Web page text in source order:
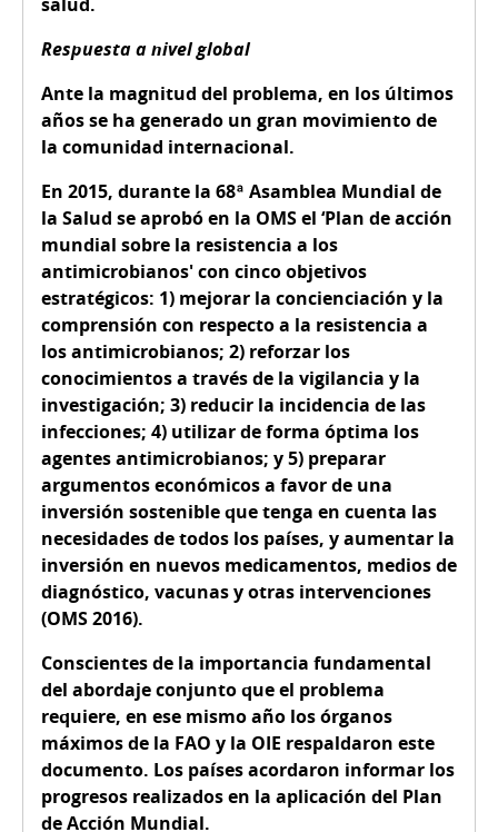
Respuesta a nivel global
Ante la magnitud del problema, en los últimos
años se ha generado un gran movimiento de
la comunidad internacional.
En 2015, durante la 68ª Asamblea Mundial de
la Salud se aprobó en la OMS el ‘Plan de acción
mundial sobre la resistencia a los
antimicrobianos' con cinco objetivos
estratégicos: 1) mejorar la concienciación y la
comprensión con respecto a la resistencia a
los antimicrobianos; 2) reforzar los
conocimientos a través de la vigilancia y la
investigación; 3) reducir la incidencia de las
infecciones; 4) utilizar de forma óptima los
agentes antimicrobianos; y 5) preparar
argumentos económicos a favor de una
inversión sostenible que tenga en cuenta las
necesidades de todos los países, y aumentar la
inversión en nuevos medicamentos, medios de
diagnóstico, vacunas y otras intervenciones
(OMS 2016).
Conscientes de la importancia fundamental
del abordaje conjunto que el problema
requiere, en ese mismo año los órganos
máximos de la FAO y la OIE respaldaron este
documento. Los países acordaron informar los
progresos realizados en la aplicación del Plan
de Acción Mundial.